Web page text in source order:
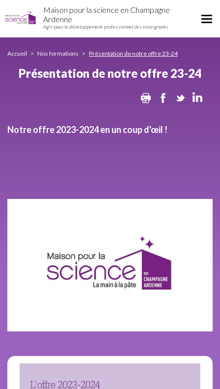
de
notre
24
au
contenu
Maison pour la science en Champagne
Ardenne
Agir pour le développement professionnel des enseignants
Accueil Nos formations Présentation de notre offre 23-24
Présentation de notre offre 23-24
Print Facebook
Twitter
Notre offre 2023-2024 en un coup d'œil !